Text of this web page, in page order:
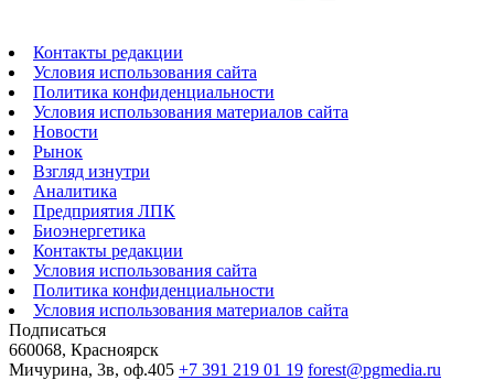
Контакты редакции
Условия использования сайта
Политика конфиденциальности
Условия использования материалов сайта
Новости
Рынок
Взгляд изнутри
Аналитика
Предприятия ЛПК
Биоэнергетика
Контакты редакции
Условия использования сайта
Политика конфиденциальности
Условия использования материалов сайта
Подписаться
660068, Красноярск
Мичурина, 3в, оф.405 +7 391 219 01 19 forest@pgmedia.ru